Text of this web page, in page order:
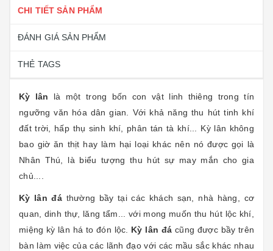
CHI TIẾT SẢN PHẨM
ĐÁNH GIÁ SẢN PHẨM
THẺ TAGS
Kỳ lân
là một trong bốn con vật linh thiêng trong tín
ngưỡng văn hóa dân gian. Với khả năng thu hút tinh khí
đất trời, hấp thụ sinh khí, phân tán tà khí... Kỳ lân không
bao giờ ăn thịt hay làm hại loại khác nên nó được gọi là
Nhân Thú, là biểu tượng thu hút sự may mắn cho gia
chủ....
Kỳ lân đá thường bầy tại các khách sạn, nhà hàng, cơ
quan, dinh thự, lăng tẩm... với mong muốn thu hút lộc khí,
miệng kỳ lân há to đón lộc. Kỳ lân đá cũng được bầy trên
bàn làm việc của các lãnh đạo với các mầu sắc khác nhau